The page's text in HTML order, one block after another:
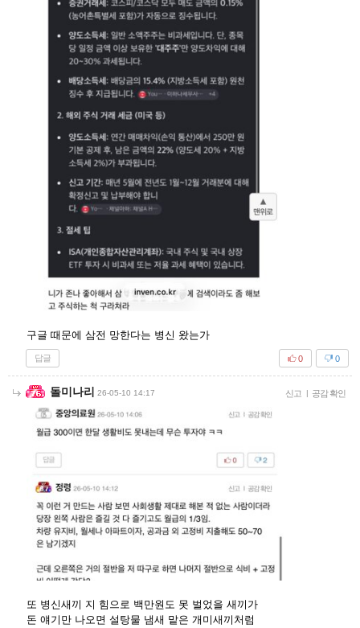
구글 때문에 삼전 망한다는 병신 왔는가
답글 0
0
돌미나리 26-05-10 14:17 신고 | 공감 확인
또 병신새끼 지 힘으로 백만원도 못 벌었을 새끼가
돈 얘기만 나오면 설탕물 냄새 맡은 개미새끼처럼